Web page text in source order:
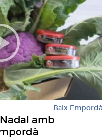
Baix Empordà
amb